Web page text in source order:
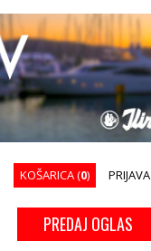
KOŠARICA (0) PRIJAVA
PREDAJ OGLAS